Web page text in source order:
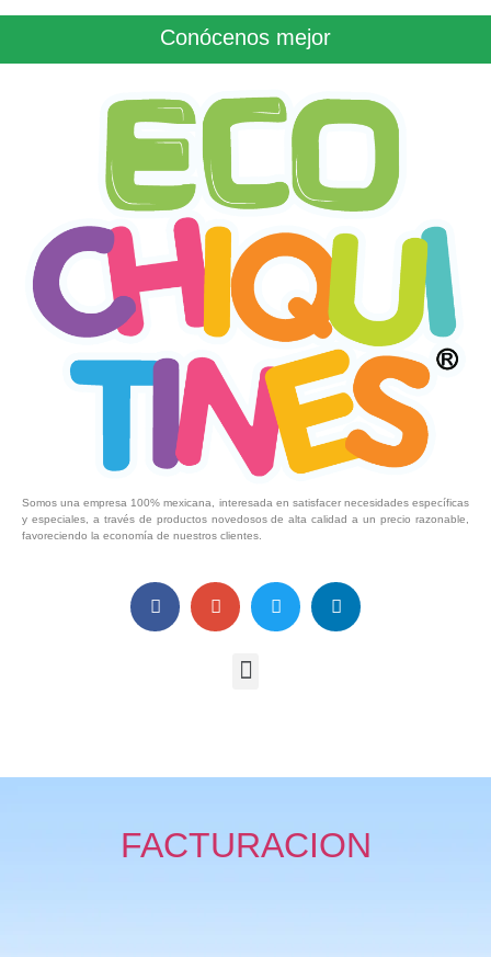
Conócenos mejor
Somos una empresa 100% mexicana, interesada en satisfacer necesidades específicas
y especiales, a través de productos novedosos de alta calidad a un precio razonable,
favoreciendo la economía de nuestros clientes.
FACTURACION